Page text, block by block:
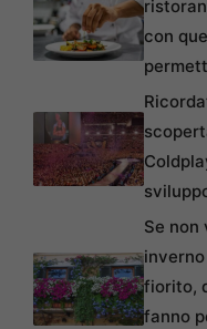
con
Se non
fiorito,
fanno